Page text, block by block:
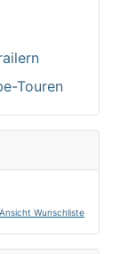
Touren
Ansicht Wunschliste